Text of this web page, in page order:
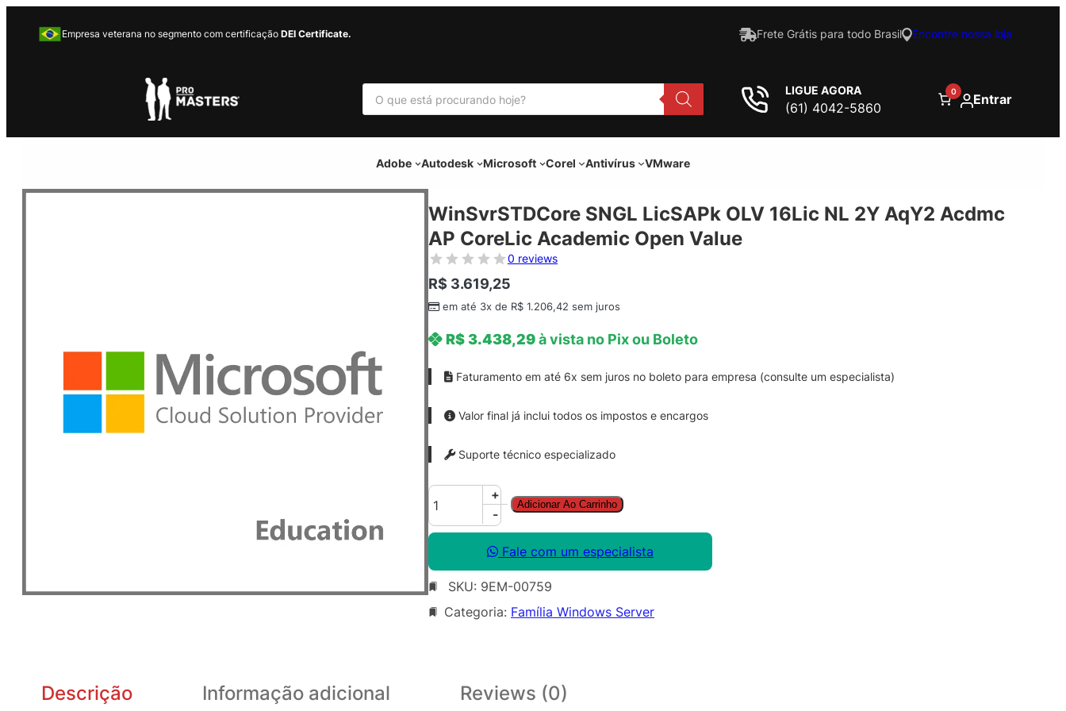
Empresa veterana no segmento com certificação DEI Certificate. Frete Grátis para todo Brasil Encontre nossa loja
P
s
u
r
LIGUE AGORA
(61) 4042-5860
0 Entrar
Adobe Autodesk Microsoft Corel Antivírus VMware
WinSvrSTDCore SNGL LicSAPk OLV 16Lic NL 2Y AqY2 Acdmc
AP CoreLic Academic Open Value
0 reviews
R$ 3.619,25
em até 3x de R$ 1.206,42 sem juros
R$3.438,29à vista no Pix ou Boleto
Faturamento em até 6x sem juros no boleto para empresa (consulte um especialista)
Valor final já inclui todos os impostos e encargos
Suporte técnico especializado
W
n
v
r
S
+
-
Adicionar Ao Carrinho
Fale com um especialista
SKU: 9EM-00759
Categoria: Família Windows Server
Descrição Informação adicional Reviews (0)